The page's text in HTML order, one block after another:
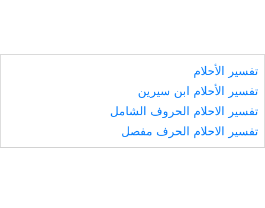
تفسير الأحلام
تفسير الأحلام ابن سيرين
تفسير الاحلام الحروف الشامل
تفسير الاحلام الحرف مفصل